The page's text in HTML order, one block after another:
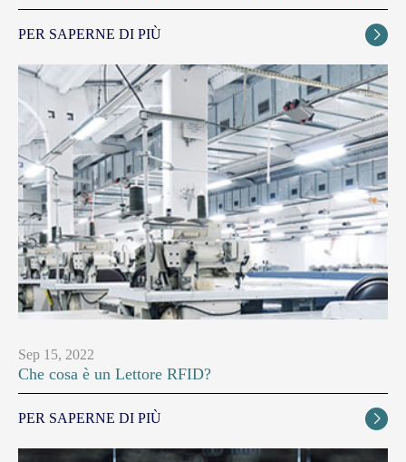
PER SAPERNE DI PIÙ 
Sep 15, 2022
Che cosa è un Lettore RFID?
PER SAPERNE DI PIÙ 